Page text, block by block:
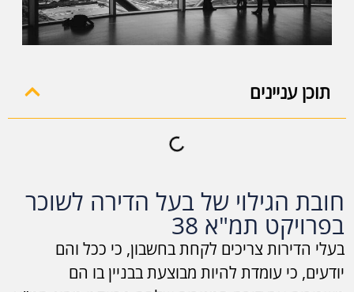
תוכן עניינים
חובת הגילוי של בעל הדירה לשוכר
בפרויקט תמ"א 38
בעלי הדירות צריכים לקחת בחשבון, כי ככל והם
יודעים, כי עומדת להיות מבוצעת בבניין בו הם